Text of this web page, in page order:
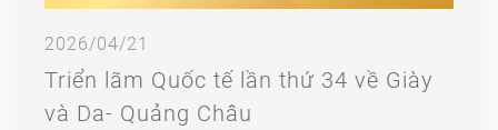
2026/04/21
Triển lãm Quốc tế lần thứ 34 về Giày
và Da- Quảng Châu